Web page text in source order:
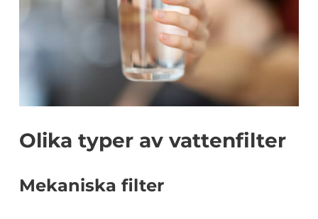
Olika typer av vattenfilter
Mekaniska filter